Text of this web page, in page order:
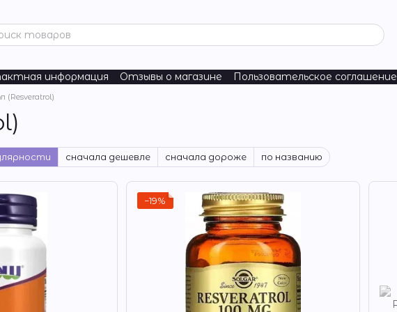
информация Отзывы о магазине Пользовательское соглашение
Nordic Naturals
(Resveratrol)
сначала дешевле сначала дороже по названию
−19%